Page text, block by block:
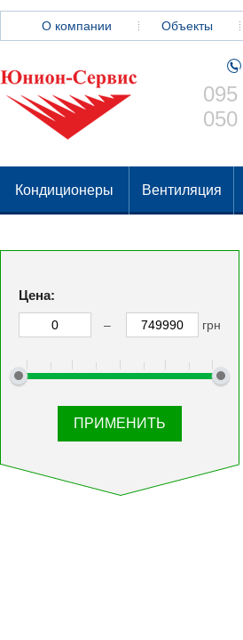
О компании Объекты
095
050
Кондиционеры Вентиляция
Цена:
– грн